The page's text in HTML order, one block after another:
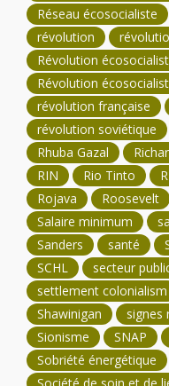
Réseau écosocialiste
révolution
Révolution
Révolution
révolution française
révolution soviétique
Rhuba Gazal
RIN
Rio Tinto
Rojava
Roosevelt
Salaire minimum
Sanders
santé
SCHL
secteur
settlement colonialism
Shawinigan
signes
Sionisme
SNAP
Sobriété énergétique